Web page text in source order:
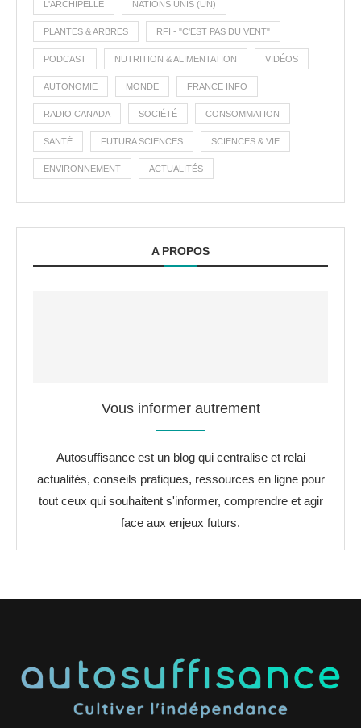
L'ARCHIPELLE NATIONS UNIS (UN)
PLANTES & ARBRES RFI - "C'EST PAS DU VENT"
PODCAST NUTRITION & ALIMENTATION VIDÉOS
AUTONOMIE MONDE FRANCE INFO
RADIO CANADA SOCIÉTÉ CONSOMMATION
SANTÉ FUTURA SCIENCES SCIENCES & VIE
ENVIRONNEMENT ACTUALITÉS
A PROPOS
Vous informer autrement
Autosuffisance est un blog qui centralise et relai
actualités, conseils pratiques, ressources en ligne pour
tout ceux qui souhaitent s'informer, comprendre et agir
face aux enjeux futurs.